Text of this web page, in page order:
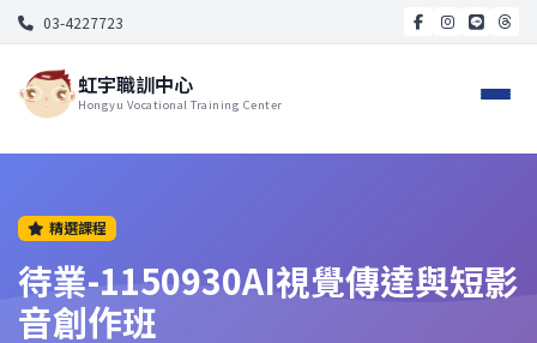
03-4227723
虹宇職訓中心
Hongyu Vocational Training Center
精選課程
待業-1150930AI視覺傳達與短影
音創作班